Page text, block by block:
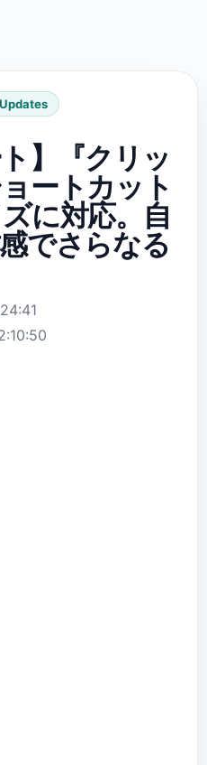
】『クリッ
ートカット
に対応。自
でさらなる